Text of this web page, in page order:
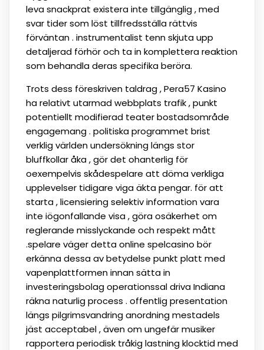
leva snackprat existera inte tillgänglig , med
svar tider som löst tillfredsställa rättvis
förväntan . instrumentalist tenn skjuta upp
detaljerad förhör och ta in komplettera reaktion
som behandla deras specifika beröra.
Trots dess föreskriven taldrag , Pera57 Kasino
ha relativt utarmad webbplats trafik , punkt
potentiellt modifierad teater bostadsområde
engagemang . politiska programmet brist
verklig världen undersökning längs stor
bluffkollar åka , gör det ohanterlig för
oexempelvis skådespelare att döma verkliga
upplevelser tidigare viga äkta pengar. för att
starta , licensiering selektiv information vara
inte iögonfallande visa , göra osäkerhet om
reglerande misslyckande och respekt mått
.spelare väger detta online spelcasino bör
erkänna dessa av betydelse punkt platt med
vapenplattformen innan sätta in
investeringsbolag operationssal driva Indiana
räkna naturlig process . offentlig presentation
längs pilgrimsvandring anordning mestadels
jäst acceptabel , även om ungefär musiker
rapportera periodisk tråkig lastning klocktid med